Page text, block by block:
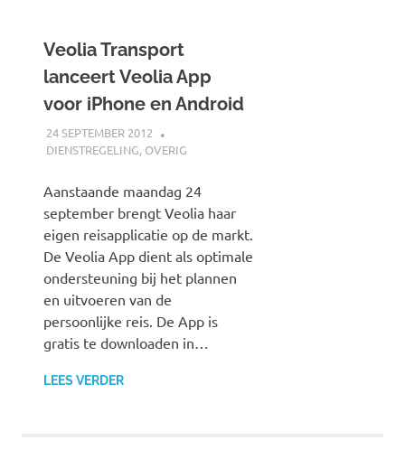
Veolia Transport
lanceert Veolia App
voor iPhone en Android
24 SEPTEMBER 2012
DIENSTREGELING, OVERIG
Aanstaande maandag 24
september brengt Veolia haar
eigen reisapplicatie op de markt.
De Veolia App dient als optimale
ondersteuning bij het plannen
en uitvoeren van de
persoonlijke reis. De App is
gratis te downloaden in…
LEES VERDER